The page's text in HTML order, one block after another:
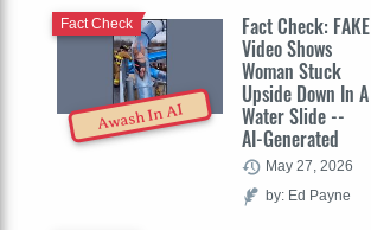
Awash In AI
Fact Check: FAKE
Video Shows
Woman Stuck
Upside Down In A
Water Slide --
AI-Generated
Fact Check
May 27, 2026
by: Ed Payne